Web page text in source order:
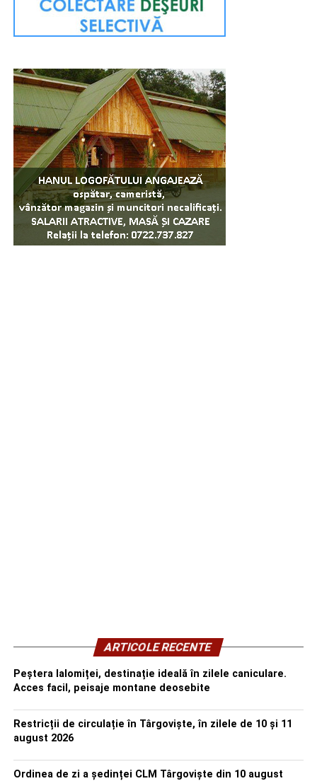
ARTICOLE RECENTE
Peștera Ialomiței, destinație ideală în zilele caniculare.
Acces facil, peisaje montane deosebite
Restricții de circulație în Târgoviște, în zilele de 10 și 11
august 2026
Ordinea de zi a ședinței CLM Târgoviște din 10 august